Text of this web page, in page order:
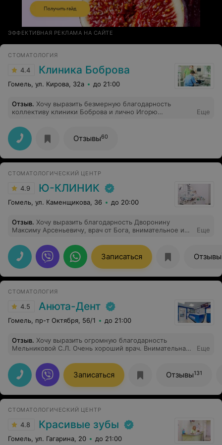
ЭФФЕКТИВНАЯ РЕКЛАМА НА САЙТЕ
СТОМАТОЛОГИЯ
4.4 Клиника Боброва
Гомель, ул. Кирова, 32а до 21:00
Отзыв. Хочу выразить безмерную благодарность
коллективу клиники Боброва и лично Игорю
ограниченное временное пространство, внимательно
и профессионально оказал медицинскую помощь.
Очень хотелось бы, чтобы многие Учреждения
здравоохранения с государственной формой
собственности собственности, приблизили качество
Боброва. Идите к Боброву и будете здоровы!
Еще
Отзывы60
СТОМАТОЛОГИЧЕСКИЙ ЦЕНТР
4.9 Ю-КЛИНИК
Гомель, ул. Каменщикова, 36 до 20:00
Отзыв. Хочу выразить благодарность Дворонину
Максиму Арсеньевичу, врач от Бога, внимательное и
клиники.
Еще
Записаться Отзывы
СТОМАТОЛОГИЯ
4.5 Анюта-Дент
Гомель, пр-т Октября, 56/1 до 21:00
Отзыв. Хочу выразить огромную благодарность
Мельниковой С.Л. Очень хороший врач. Внимательная,
работай. Обращайтесь в эту клинику. С руководством
приятно общаться, даже если и возникнут вопросы.
Все решается без проблем. Не верится, что наконец-
то, и у нас есть клиники с достойным обслуживанием.
Еще
Записаться Отзывы131
СТОМАТОЛОГИЧЕСКИЙ ЦЕНТР
4.8 Красивые зубы
Гомель, ул. Гагарина, 20 до 21:00